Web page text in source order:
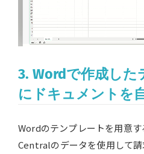
3. Wordで作成し
にドキュメントを
Wordのテンプレートを用意
Centralのデータを使用して